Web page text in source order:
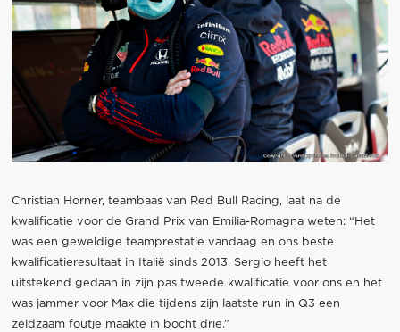
Christian Horner, teambaas van Red Bull Racing, laat na de
kwalificatie voor de Grand Prix van Emilia-Romagna weten: “Het
was een geweldige teamprestatie vandaag en ons beste
kwalificatieresultaat in Italië sinds 2013. Sergio heeft het
uitstekend gedaan in zijn pas tweede kwalificatie voor ons en het
was jammer voor Max die tijdens zijn laatste run in Q3 een
zeldzaam foutje maakte in bocht drie.”